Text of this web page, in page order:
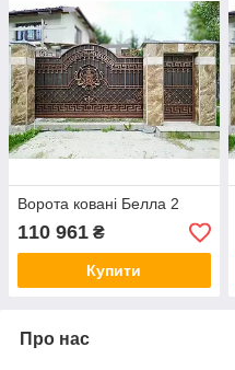
Ворота ковані Белла 2
110 961 ₴
Купити
Про нас